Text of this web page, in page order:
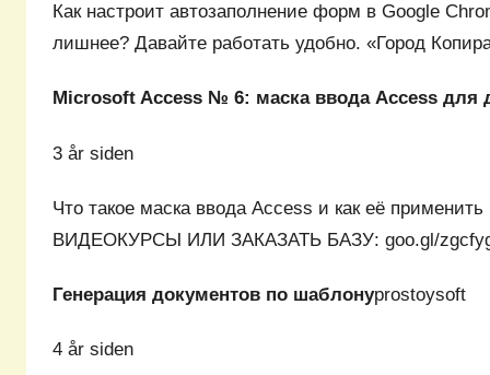
Как настроит автозаполнение форм в Google
лишнее? Давайте работать удобно. «Город
Microsoft Access № 6: маска ввода Access для
3 år siden
Что такое маска ввода Access и как её
ВИДЕОКУРСЫ ИЛИ ЗАКАЗАТЬ БАЗУ: goo.gl/
Генерация документов по шаблонуprostoysoft
4 år siden